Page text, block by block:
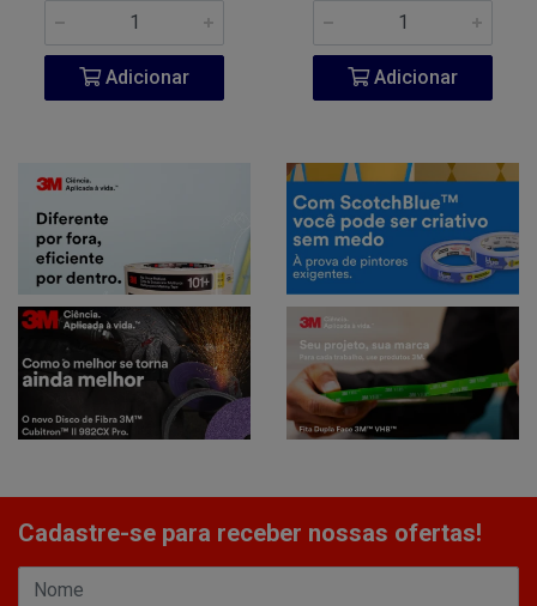
Adicionar Adicionar
Cadastre-se para receber nossas ofertas!